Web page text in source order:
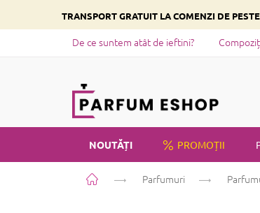
conținut
TRANSPORT GRATUIT LA COMENZI DE
De ce suntem atât de ieftini?
NOUTĂȚI PROMOȚII
PRIVATE LABEL
Acasă Parfumuri